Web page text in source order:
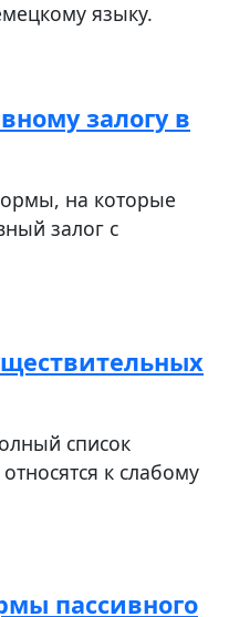
языку.
залогу в
на которые
залог с
список
к слабому
пассивного